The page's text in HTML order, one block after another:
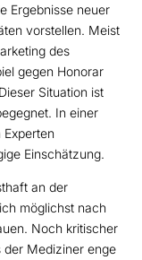
Ergebnisse neuer
vorstellen. Meist
des
gegen Honorar
Situation ist
In einer
Einschätzung.
an der
möglichst nach
Noch kritischer
der Mediziner enge